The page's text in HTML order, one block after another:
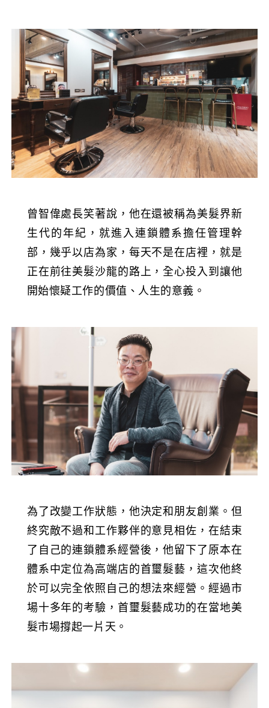
曾智偉處長笑著說，他在還被稱為美髮界新
生代的年紀，就進入連鎖體系擔任管理幹
部，幾乎以店為家，每天不是在店裡，就是
正在前往美髮沙龍的路上，全心投入到讓他
開始懷疑工作的價值、人生的意義。
為了改變工作狀態，他決定和朋友創業。但
終究敵不過和工作夥伴的意見相佐，在結束
了自己的連鎖體系經營後，他留下了原本在
體系中定位為高端店的首璽髮藝，這次他終
於可以完全依照自己的想法來經營。經過市
場十多年的考驗，首璽髮藝成功的在當地美
髮市場撐起一片天。